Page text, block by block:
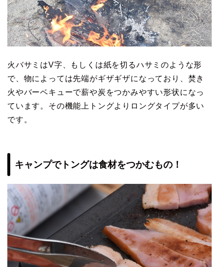
火バサミはV字、もしくは紙を切るハサミのような形
で、物によっては先端がギザギザになっており、焚き
火やバーベキューで薪や炭をつかみやすい形状になっ
ています。その機能上トングよりロングタイプが多い
です。
キャンプでトングは食材をつかむもの！